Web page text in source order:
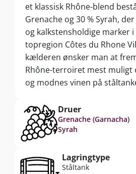
et klassisk Rhône-blend
Grenache og 30 % Syrah,
og kalkstensholdige marker
topregion Côtes du Rhone
kælderen ønsker man at
Rhône-terroiret mest
og modnes vinen på
Druer
Grenache (Garnacha)
Syrah
Lagringtype
Ståltank